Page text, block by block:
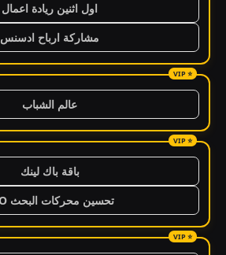
اول اثنين ريادة اعمال
مشاركة ارباح ادسنس
عالم الشباب
باقة باك لينك
تحسين محركات البحث SEO